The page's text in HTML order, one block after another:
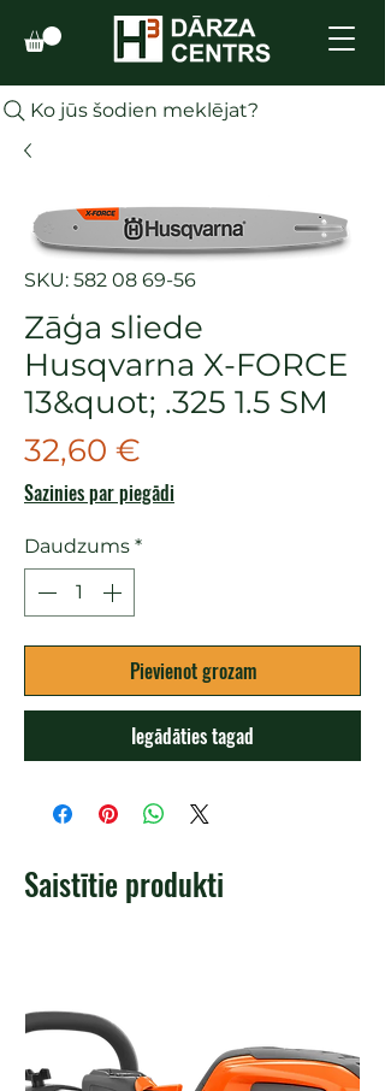
Ko jūs šodien meklējat?
SKU: 582 08 69-56
Zāģa sliede
Husqvarna X-FORCE
13&quot; .325 1.5 SM
32,60 €
Sazinies par piegādi
Daudzums *
Pievienot grozam
Iegādāties tagad
Saistītie produkti